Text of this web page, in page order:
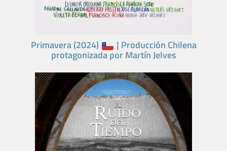
Primavera (2024) | Producción Chilena
protagonizada por Martín Jelves